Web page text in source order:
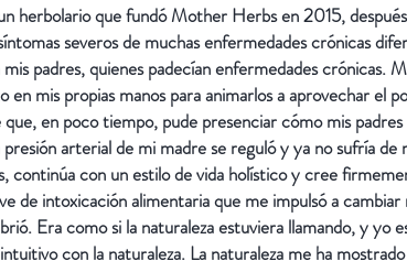
herbolario que fundó Mother Herbs en 2015,
severos de muchas enfermedades crónicas
padres, quienes padecían enfermedades crónicas.
en mis propias manos para animarlos a aprovechar el
en poco tiempo, pude presenciar cómo mis
arterial de mi madre se reguló y ya no sufría
con un estilo de vida holístico y cree
de intoxicación alimentaria que me impulsó a
Era como si la naturaleza estuviera llamando, y
con la naturaleza. La naturaleza me ha